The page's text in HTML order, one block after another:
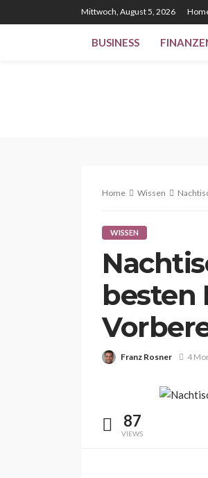
Mittwoch, August 5, 2026
BUSINESS
Home Wissen
WISSEN
besten
Franz Rosner 4
87
VIEWS